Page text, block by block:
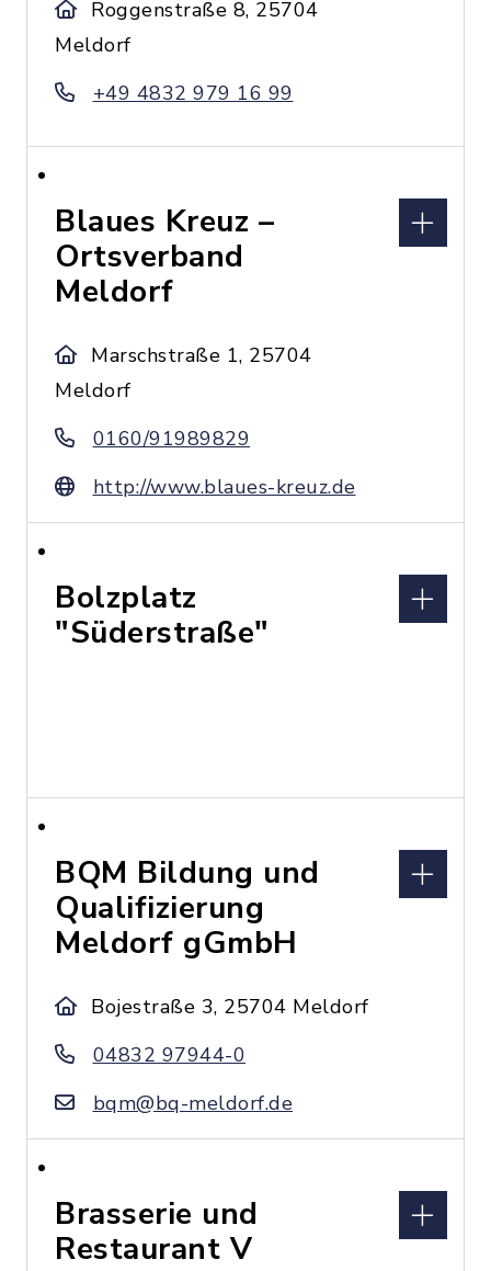
Roggenstraße 8, 25704
Meldorf
+49 4832 979 16 99
Blaues Kreuz –
Ortsverband
Meldorf
Marschstraße 1, 25704
Meldorf
0160/91989829
http://www.blaues-kreuz.de
Bolzplatz
"Süderstraße"
BQM Bildung und
Qualifizierung
Meldorf gGmbH
Bojestraße 3, 25704 Meldorf
04832 97944-0
bqm@bq-meldorf.de
Brasserie und
Restaurant V